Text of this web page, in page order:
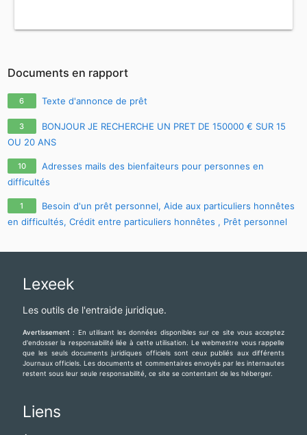
Documents en rapport
6 Texte d'annonce de prêt
3
BONJOUR JE RECHERCHE UN PRET DE 150000 € SUR 15
OU 20 ANS
10
Adresses mails des bienfaiteurs pour personnes en
difficultés
1
Besoin d'un prêt personnel, Aide aux particuliers honnêtes
en difficultés, Crédit entre particuliers honnêtes , Prêt personnel
France et La Belgique , Prêt personnel sans passer par une banque
Lexeek
Les outils de l'entraide juridique.
Avertissement :
En utilisant les données disponibles sur ce site vous acceptez
d'endosser la responsabilité liée à cette utilisation. Le webmestre vous rappelle
que les seuls documents juridiques officiels sont ceux publiés aux différents
Journaux officiels. Les documents et commentaires envoyés par les internautes
restent sous leur seule responsabilité, ce site se contentant de les héberger.
Liens